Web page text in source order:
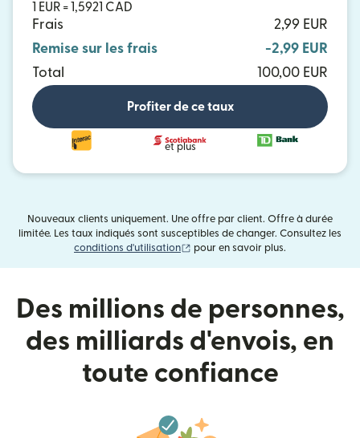
1 EUR = 1,5921 CAD
Frais
2,99 EUR
Remise sur les frais
-2,99 EUR
Total
100,00 EUR
Profiter de ce taux
et plus
Nouveaux clients uniquement. Une offre par client. Offre à durée
limitée. Les taux indiqués sont susceptibles de changer. Consultez les
conditions d'utilisation
(s'ouvre dans une nouvelle fenêtre)
pour en savoir plus.
Des millions de personnes,
des milliards d'envois, en
toute confiance